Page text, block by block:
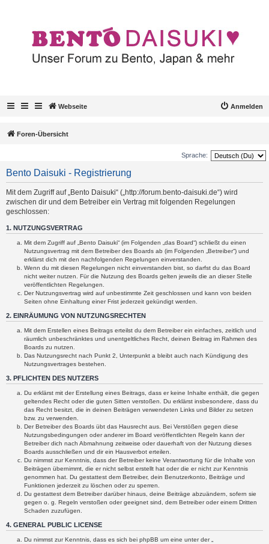
Webseite Anmelden
Foren-Übersicht
Sprache:
Bento Daisuki - Registrierung
Mit dem Zugriff auf „Bento Daisuki“ („http://forum.bento-daisuki.de“) wird
zwischen dir und dem Betreiber ein Vertrag mit folgenden Regelungen
geschlossen:
1. NUTZUNGSVERTRAG
Mit dem Zugriff auf „Bento Daisuki“ (im Folgenden „das Board“) schließt du einen
Nutzungsvertrag mit dem Betreiber des Boards ab (im Folgenden „Betreiber“) und
erklärst dich mit den nachfolgenden Regelungen einverstanden.
Wenn du mit diesen Regelungen nicht einverstanden bist, so darfst du das Board
nicht weiter nutzen. Für die Nutzung des Boards gelten jeweils die an dieser Stelle
veröffentlichten Regelungen.
Der Nutzungsvertrag wird auf unbestimmte Zeit geschlossen und kann von beiden
Seiten ohne Einhaltung einer Frist jederzeit gekündigt werden.
2. EINRÄUMUNG VON NUTZUNGSRECHTEN
Mit dem Erstellen eines Beitrags erteilst du dem Betreiber ein einfaches, zeitlich und
räumlich unbeschränktes und unentgeltliches Recht, deinen Beitrag im Rahmen des
Boards zu nutzen.
Das Nutzungsrecht nach Punkt 2, Unterpunkt a bleibt auch nach Kündigung des
Nutzungsvertrages bestehen.
3. PFLICHTEN DES NUTZERS
Du erklärst mit der Erstellung eines Beitrags, dass er keine Inhalte enthält, die gegen
geltendes Recht oder die guten Sitten verstoßen. Du erklärst insbesondere, dass du
das Recht besitzt, die in deinen Beiträgen verwendeten Links und Bilder zu setzen
bzw. zu verwenden.
Der Betreiber des Boards übt das Hausrecht aus. Bei Verstößen gegen diese
Nutzungsbedingungen oder anderer im Board veröffentlichten Regeln kann der
Betreiber dich nach Abmahnung zeitweise oder dauerhaft von der Nutzung dieses
Boards ausschließen und dir ein Hausverbot erteilen.
Du nimmst zur Kenntnis, dass der Betreiber keine Verantwortung für die Inhalte von
Beiträgen übernimmt, die er nicht selbst erstellt hat oder die er nicht zur Kenntnis
genommen hat. Du gestattest dem Betreiber, dein Benutzerkonto, Beiträge und
Funktionen jederzeit zu löschen oder zu sperren.
Du gestattest dem Betreiber darüber hinaus, deine Beiträge abzuändern, sofern sie
gegen o. g. Regeln verstoßen oder geeignet sind, dem Betreiber oder einem Dritten
Schaden zuzufügen.
4. GENERAL PUBLIC LICENSE
Du nimmst zur Kenntnis, dass es sich bei phpBB um eine unter der „